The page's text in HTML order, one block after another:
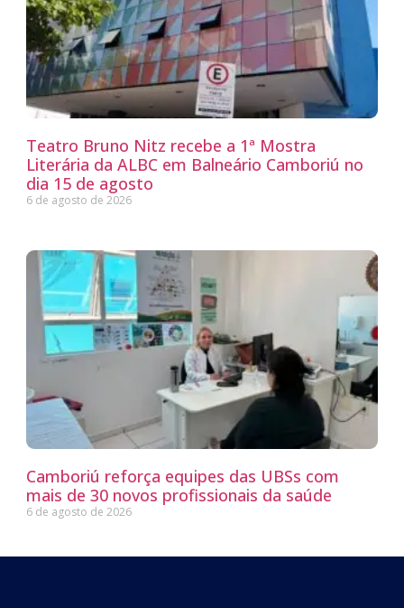
Teatro Bruno Nitz recebe a 1ª Mostra
Literária da ALBC em Balneário Camboriú no
dia 15 de agosto
6 de agosto de 2026
Camboriú reforça equipes das UBSs com
mais de 30 novos profissionais da saúde
6 de agosto de 2026